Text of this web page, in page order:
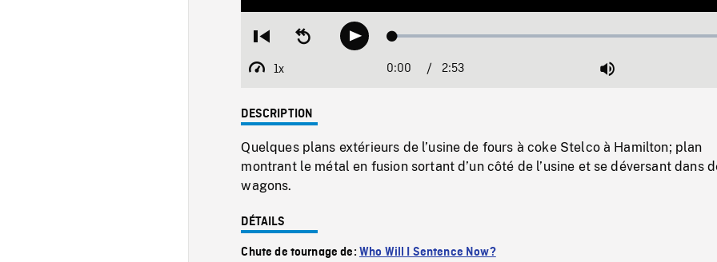
Restart
beginning
Seek
backwardPlay Loaded:
1x
Playback
Current
0:00 / 2:53 Mute
DESCRIPTION
Quelques plans extérieurs de l’usine de fours à coke Stelco à Hamilton; plan
montrant le métal en fusion sortant d’un côté de l’usine et se déversant dans
wagons.
DÉTAILS
Chute de tournage de: Who Will I Sentence Now?